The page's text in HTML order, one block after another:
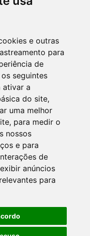
e outras
para
de
seguintes
ativar a
do site,
uma melhor
, para medir o
nossos
e para
de
anúncios
para
08:30 às 12:15 e
Porto Alegre -